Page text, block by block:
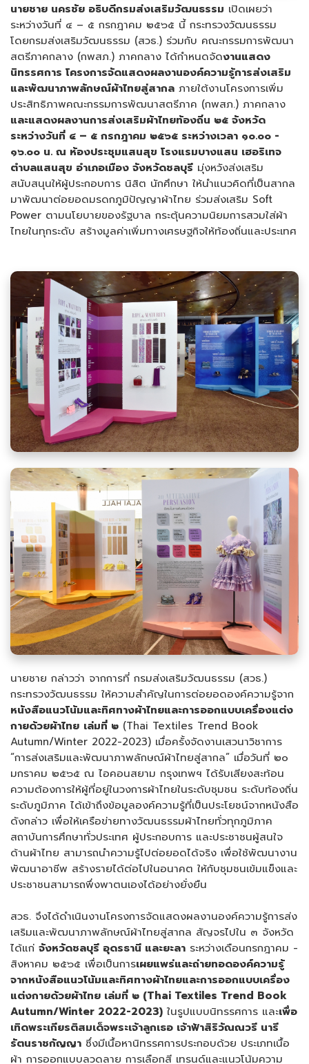
นายชาย นครชัย อธิบดีกรมส่งเสริมวัฒนธรรม เปิดเผยว่า
ระหว่างวันที่ ๔ – ๕ กรกฎาคม ๒๕๖๕ นี้ กระทรวงวัฒนธรรม
โดยกรมส่งเสริมวัฒนธรรม (สวธ.) ร่วมกับ คณะกรรมการพัฒนา
สตรีภาคกลาง (กพสภ.) ภาคกลาง ได้กำหนดจัดงานแสดง
นิทรรศการ โครงการจัดแสดงผลงานองค์ความรู้การส่งเสริม
และพัฒนาภาพลักษณ์ผ้าไทยสู่สากล ภายใต้งานโครงการเพิ่ม
ประสิทธิภาพคณะกรรมการพัฒนาสตรีภาค (กพสภ.) ภาคกลาง
และแสดงผลงานการส่งเสริมผ้าไทยท้องถิ่น ๒๕ จังหวัด
ระหว่างวันที่ ๔ – ๕ กรกฎาคม ๒๕๖๕ ระหว่างเวลา ๑๐.๐๐ -
๑๖.๐๐ น. ณ ห้องประชุมแสนสุข โรงแรมบางแสน เฮอริเทจ
ตำบลแสนสุข อำเภอเมือง จังหวัดชลบุรี มุ่งหวังส่งเสริม
สนับสนุนให้ผู้ประกอบการ นิสิต นักศึกษา ให้นำแนวคิดที่เป็นสากล
มาพัฒนาต่อยอดมรดกภูมิปัญญาผ้าไทย ร่วมส่งเสริม Soft
Power ตามนโยบายของรัฐบาล กระตุ้นความนิยมการสวมใส่ผ้า
ไทยในทุกระดับ สร้างมูลค่าเพิ่มทางเศรษฐกิจให้ท้องถิ่นและประเทศ
นายชาย กล่าวว่า จากการที่ กรมส่งเสริมวัฒนธรรม (สวธ.)
กระทรวงวัฒนธรรม ให้ความสำคัญในการต่อยอดองค์ความรู้จาก
หนังสือแนวโน้มและทิศทางผ้าไทยและการออกแบบเครื่องแต่ง
กายด้วยผ้าไทย เล่มที่ ๒ (Thai Textiles Trend Book
Autumn/Winter 2022-2023) เมื่อครั้งจัดงานเสวนาวิชาการ
“การส่งเสริมและพัฒนาภาพลักษณ์ผ้าไทยสู่สากล” เมื่อวันที่ ๒๐
มกราคม ๒๕๖๕ ณ ไอคอนสยาม กรุงเทพฯ ได้รับเสียงสะท้อน
ความต้องการให้ผู้ที่อยู่ในวงการผ้าไทยในระดับชุมชน ระดับท้องถิ่น
ระดับภูมิภาค ได้เข้าถึงข้อมูลองค์ความรู้ที่เป็นประโยชน์จากหนังสือ
ดังกล่าว เพื่อให้เครือข่ายทางวัฒนธรรมผ้าไทยทั่วทุกภูมิภาค
สถาบันการศึกษาทั่วประเทศ ผู้ประกอบการ และประชาชนผู้สนใจ
ด้านผ้าไทย สามารถนำความรู้ไปต่อยอดได้จริง เพื่อใช้พัฒนางาน
พัฒนาอาชีพ สร้างรายได้ต่อไปในอนาคต ให้กับชุมชนเข้มแข็งและ
ประชาชนสามารถพึ่งพาตนเองได้อย่างยั่งยืน
สวธ. จึงได้ดำเนินงานโครงการจัดแสดงผลงานองค์ความรู้การส่ง
เสริมและพัฒนาภาพลักษณ์ผ้าไทยสู่สากล สัญจรไปใน ๓ จังหวัด
ได้แก่ จังหวัดชลบุรี อุดรธานี และยะลา ระหว่างเดือนกรกฎาคม -
สิงหาคม ๒๕๖๕ เพื่อเป็นการเผยแพร่และถ่ายทอดองค์ความรู้
จากหนังสือแนวโน้มและทิศทางผ้าไทยและการออกแบบเครื่อง
แต่งกายด้วยผ้าไทย เล่มที่ ๒ (Thai Textiles Trend Book
Autumn/Winter 2022-2023) ในรูปแบบนิทรรศการ และเพื่อ
เทิดพระเกียรติสมเด็จพระเจ้าลูกเธอ เจ้าฟ้าสิริวัณณวรี นารี
รัตนราชกัญญา ซึ่งมีเนื้อหานิทรรศการประกอบด้วย ประเภทเนื้อ
ผ้า การออกแบบลวดลาย การเลือกสี เทรนด์และแนวโน้มความ